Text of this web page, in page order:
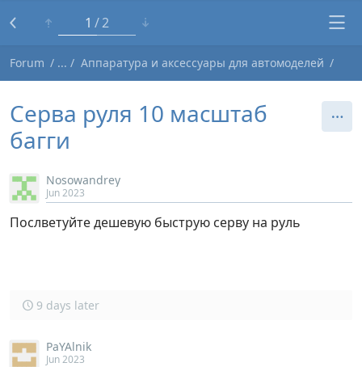
1 2
Forum Аппаратура и аксессуары для автомоделей
Серва руля 10 масштаб
багги
Nosowandrey
Jun 2023
Послветуйте дешевую быструю серву на руль
9 days later
PaYAlnik
Jun 2023